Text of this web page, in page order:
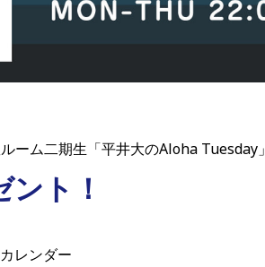
ーム二期生「平井大のAloha Tuesday」
ト！
レンダー